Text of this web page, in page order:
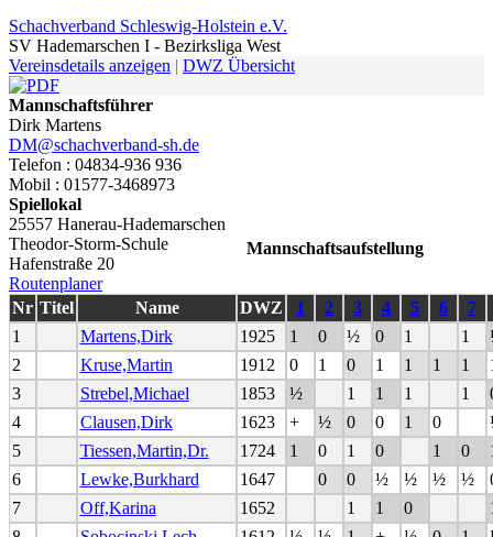
Schachverband Schleswig-Holstein e.V.
SV Hademarschen I - Bezirksliga West
Vereinsdetails anzeigen | DWZ Übersicht
Mannschaftsführer
Dirk Martens
DM@schachverband-sh.de
Telefon : 04834-936 936
Mobil : 01577-3468973
Spiellokal
25557 Hanerau-Hademarschen
Theodor-Storm-Schule
Hafenstraße 20
Routenplaner
Mannschaftsaufstellung
Nr Titel Name DWZ 1 2 3 4 5 6
7
1
Martens,Dirk 1925 1 0 ½ 0 1 1
2
Kruse,Martin 1912 0 1 0 1 1 1 1
3
Strebel,Michael 1853 ½ 1 1 1 1
4
Clausen,Dirk 1623 + ½ 0 0 1 0
5
Tiessen,Martin,Dr. 1724 1 0 1 0 1 0
6
Lewke,Burkhard 1647 0 0 ½ ½ ½ ½
7
Off,Karina 1652 1 1 0